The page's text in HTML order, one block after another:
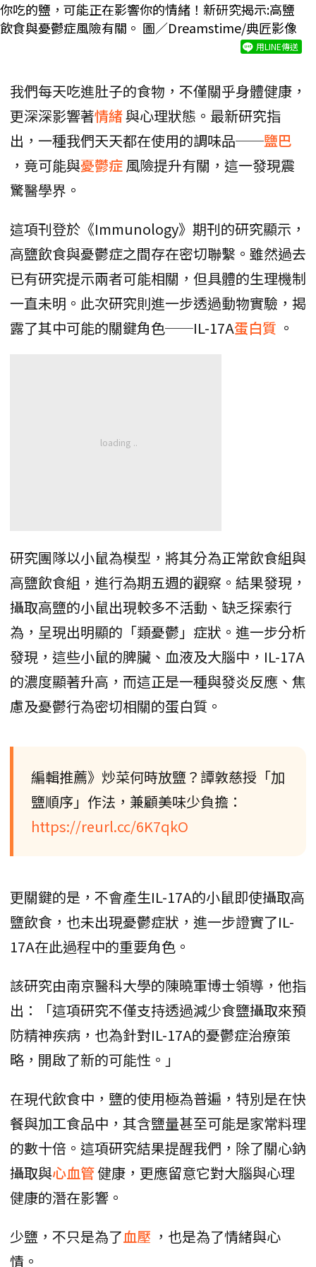
你吃的鹽，可能正在影響你的情緒！新研究揭示:高鹽
飲食與憂鬱症風險有關。 圖／Dreamstime/典匠影像
用LINE傳送
我們每天吃進肚子的食物，不僅關乎身體健康，
更深深影響著情緒與心理狀態。最新研究指
出，一種我們天天都在使用的調味品──鹽巴
，竟可能與憂鬱症風險提升有關，這一發現震
驚醫學界。
這項刊登於《Immunology》期刊的研究顯示，
高鹽飲食與憂鬱症之間存在密切聯繫。雖然過去
已有研究提示兩者可能相關，但具體的生理機制
一直未明。此次研究則進一步透過動物實驗，揭
露了其中可能的關鍵角色──IL-17A蛋白質 。
研究團隊以小鼠為模型，將其分為正常飲食組與
高鹽飲食組，進行為期五週的觀察。結果發現，
攝取高鹽的小鼠出現較多不活動、缺乏探索行
為，呈現出明顯的「類憂鬱」症狀。進一步分析
發現，這些小鼠的脾臟、血液及大腦中，IL-17A
的濃度顯著升高，而這正是一種與發炎反應、焦
慮及憂鬱行為密切相關的蛋白質。
編輯推薦》炒菜何時放鹽？譚敦慈授「加
鹽順序」作法，兼顧美味少負擔：
https://reurl.cc/6K7qkO
更關鍵的是，不會產生IL-17A的小鼠即使攝取高
鹽飲食，也未出現憂鬱症狀，進一步證實了IL-
17A在此過程中的重要角色。
該研究由南京醫科大學的陳曉軍博士領導，他指
出：「這項研究不僅支持透過減少食鹽攝取來預
防精神疾病，也為針對IL-17A的憂鬱症治療策
略，開啟了新的可能性。」
在現代飲食中，鹽的使用極為普遍，特別是在快
餐與加工食品中，其含鹽量甚至可能是家常料理
的數十倍。這項研究結果提醒我們，除了關心鈉
攝取與心血管健康，更應留意它對大腦與心理
健康的潛在影響。
少鹽，不只是為了血壓 ，也是為了情緒與心
情。